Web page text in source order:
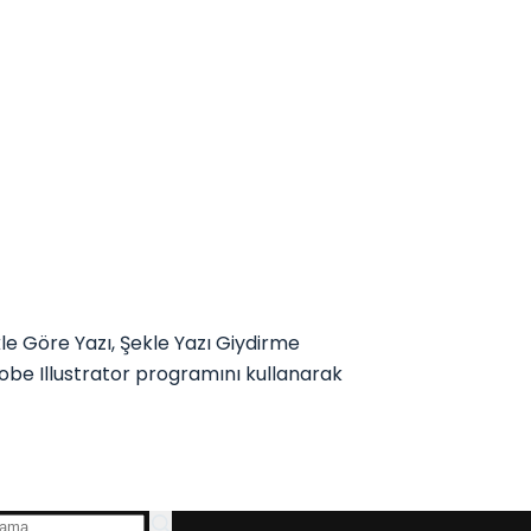
Yazı, Şekle Yazı Giydirme
Illustrator programını kullanarak